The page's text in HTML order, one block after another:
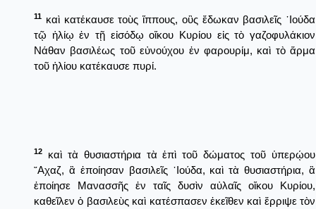
11 καὶ κατέκαυσε τοὺς ἵππους, οὓς ἔδωκαν βασιλεῖς ᾿Ιούδα
τῷ ἡλίῳ ἐν τῇ εἰσόδῳ οἴκου Κυρίου εἰς τὸ γαζοφυλάκιον
Νάθαν βασιλέως τοῦ εὐνούχου ἐν φαρουρίμ, καὶ τὸ ἅρμα
τοῦ ἡλίου κατέκαυσε πυρί.
12
καὶ τὰ θυσιαστήρια τὰ ἐπὶ τοῦ δώματος τοῦ ὑπερῴου
῎Αχαζ, ἃ ἐποίησαν βασιλεῖς ᾿Ιούδα, καὶ τὰ θυσιαστήρια, ἃ
ἐποίησε Μανασσῆς ἐν ταῖς δυσὶν αὐλαῖς οἴκου Κυρίου,
καθεῖλεν ὁ βασιλεὺς καὶ κατέσπασεν ἐκεῖθεν καὶ ἔρριψε τὸν